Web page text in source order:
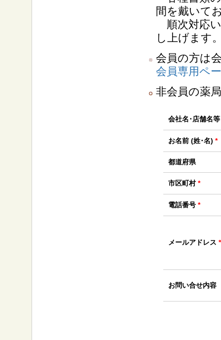
間を戴いて
順次対応
し上げます
会員の方は
会員専用ペ
非会員の薬
会社名･店舗名
お名前 (姓･名) *
都道府県
市区町村*
電話番号 *
メールアドレス *
お問い合せ内容